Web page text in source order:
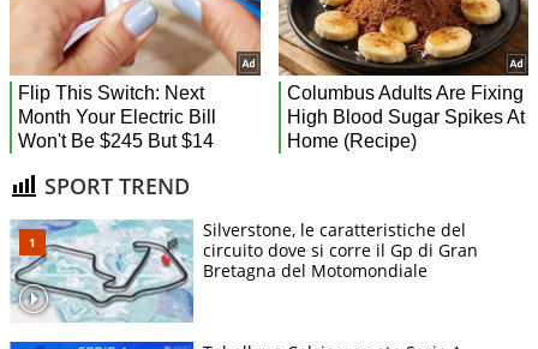
SPORT TREND
Silverstone, le caratteristiche del
circuito dove si corre il Gp di Gran
Bretagna del Motomondiale